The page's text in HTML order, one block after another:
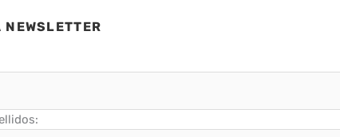
NEWSLETTER